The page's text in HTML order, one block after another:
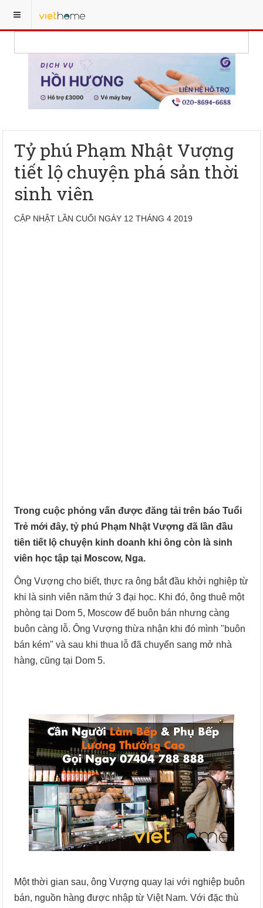
Tỷ phú Phạm Nhật Vượng
tiết lộ chuyện phá sản thời
sinh viên
CẬP NHẬT LẦN CUỐI NGÀY 12 THÁNG 4 2019
Trong cuộc phỏng vấn được đăng tải trên báo Tuổi
Trẻ mới đây, tỷ phú Phạm Nhật Vượng đã lần đầu
tiên tiết lộ chuyện kinh doanh khi ông còn là sinh
viên học tập tại Moscow, Nga.
Ông Vượng cho biết, thực ra ông bắt đầu khởi nghiệp từ
khi là sinh viên năm thứ 3 đại học. Khi đó, ông thuê một
phòng tại Dom 5, Moscow để buôn bán nhưng càng
buôn càng lỗ. Ông Vượng thừa nhận khi đó mình "buôn
bán kém" và sau khi thua lỗ đã chuyển sang mở nhà
hàng, cũng tại Dom 5.
Một thời gian sau, ông Vượng quay lại với nghiệp buôn
bán, nguồn hàng được nhập từ Việt Nam. Với đặc thù